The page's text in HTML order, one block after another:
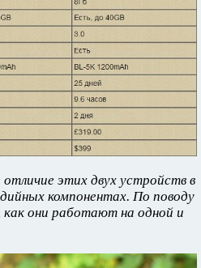
этих двух устройств в
компонентах. По поводу
они работают на одной и